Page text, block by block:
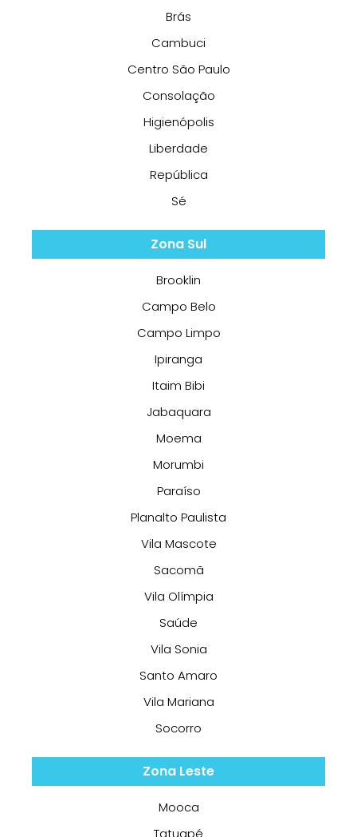
Brás
Cambuci
Centro São Paulo
Consolação
Higienópolis
Liberdade
República
Sé
Zona Sul
Brooklin
Campo Belo
Campo Limpo
Ipiranga
Itaim Bibi
Jabaquara
Moema
Morumbi
Paraíso
Planalto Paulista
Vila Mascote
Sacomã
Vila Olímpia
Saúde
Vila Sonia
Santo Amaro
Vila Mariana
Socorro
Zona Leste
Mooca
Tatuapé